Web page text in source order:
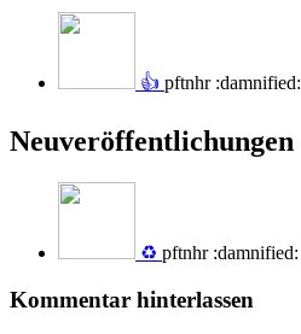
👍 pftnhr :damnified:
Neuveröffentlichungen
♻️ pftnhr :damnified:
Kommentar hinterlassen